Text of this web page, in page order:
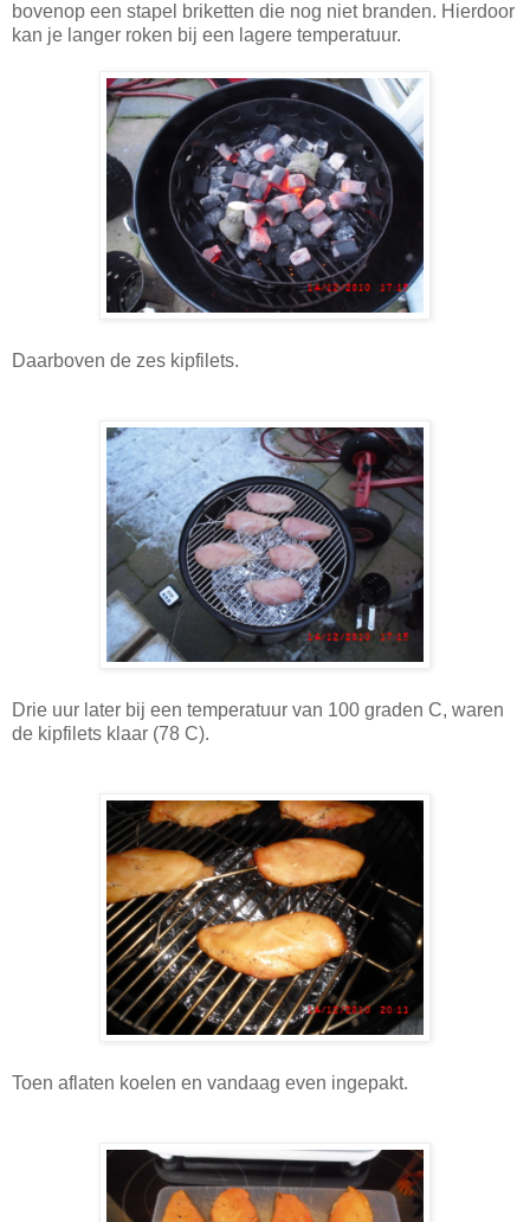
bovenop een stapel briketten die nog niet branden. Hierdoor
kan je langer roken bij een lagere temperatuur.
Daarboven de zes kipfilets.
Drie uur later bij een temperatuur van 100 graden C, waren
de kipfilets klaar (78 C).
Toen aflaten koelen en vandaag even ingepakt.